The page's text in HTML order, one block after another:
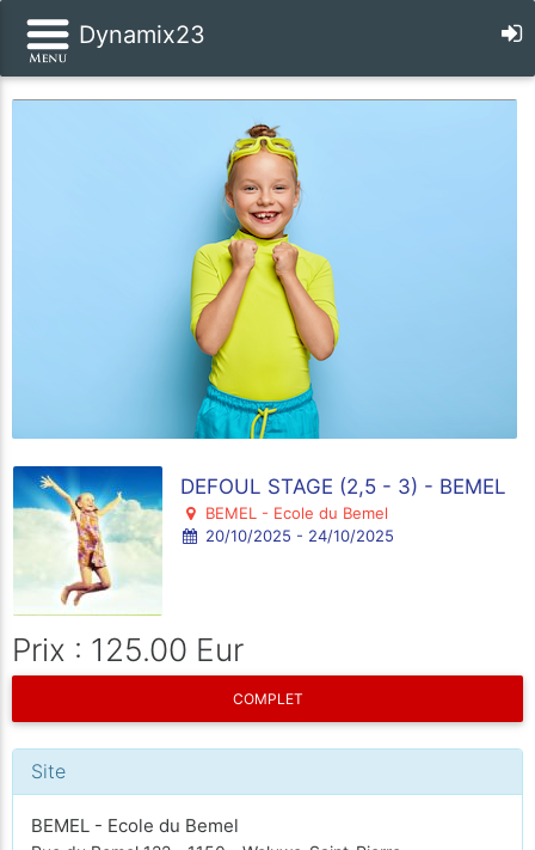
Dynamix23
DEFOUL STAGE (2,5 - 3) - BEMEL
BEMEL - Ecole du Bemel
20/10/2025 - 24/10/2025
Prix : 125.00 Eur
COMPLET
Site
BEMEL - Ecole du Bemel